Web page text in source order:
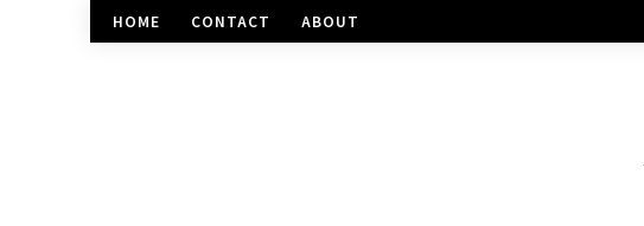
HOME CONTACT ABOUT